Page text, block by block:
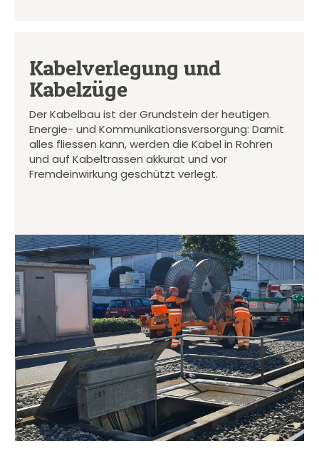
Kabelverlegung und
Kabelzüge
Der Kabelbau ist der Grundstein der heutigen
Energie- und Kommunikationsversorgung: Damit
alles fliessen kann, werden die Kabel in Rohren
und auf Kabeltrassen akkurat und vor
Fremdeinwirkung geschützt verlegt.